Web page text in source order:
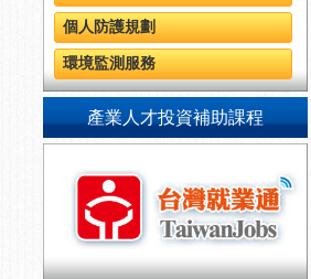
個人防護規劃
環境監測服務
產業人才投資補助課程